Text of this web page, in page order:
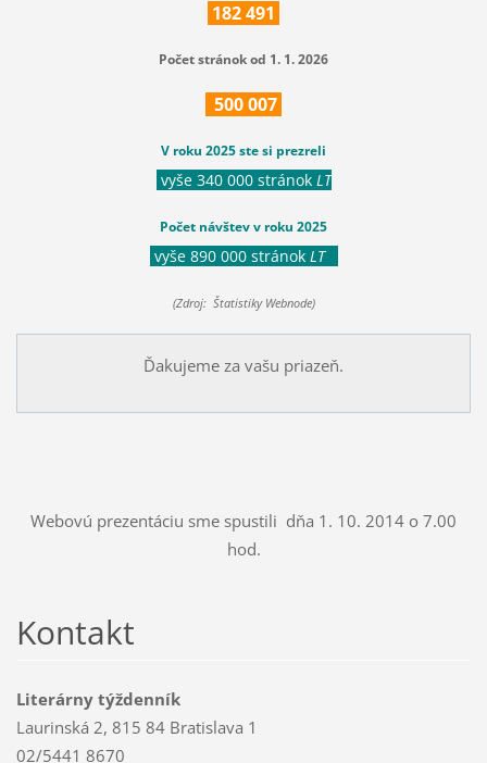
182491
Počet stránok od 1. 1. 2026
500007
V roku 2025 ste si prezreli
vyše 340 000 stránok LT
Počet návštev v roku 2025
vyše 890 000 stránok LT
(Zdroj: Štatistiky Webnode)
Ďakujeme za vašu priazeň.
Webovú prezentáciu sme spustili dňa 1. 10. 2014 o 7.00
hod.
Kontakt
Literárny týždenník
Laurinská 2, 815 84 Bratislava 1
02/5441 8670